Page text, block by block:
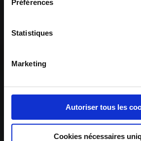
Préférences
Statistiques
Marketing
Autoriser tous les
Cookies nécessaires